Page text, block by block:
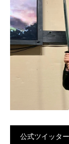
公式ツイッター